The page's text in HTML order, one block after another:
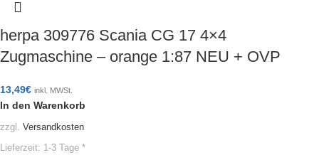
herpa 309776 Scania CG 17 4×4
Zugmaschine – orange 1:87 NEU + OVP
13,49€ inkl. MWSt.
In den Warenkorb
zzgl. Versandkosten
Lieferzeit: 1-3 Tage *